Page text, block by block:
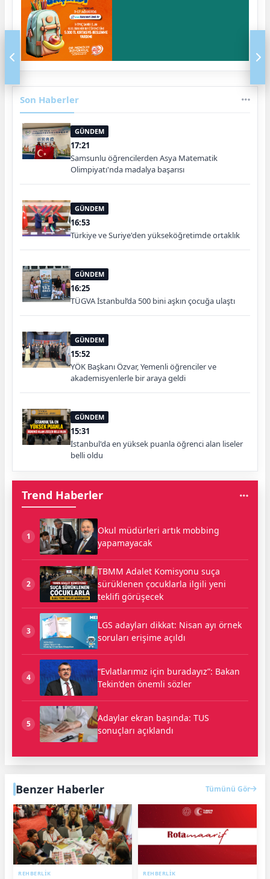
Son Haberler
GÜNDEM
17:21
Samsunlu öğrencilerden Asya Matematik
Olimpiyatı'nda madalya başarısı
GÜNDEM
16:53
Türkiye ve Suriye'den yükseköğretimde ortaklık
GÜNDEM
16:25
TÜGVA İstanbul’da 500 bini aşkın çocuğa ulaştı
GÜNDEM
15:52
YÖK Başkanı Özvar, Yemenli öğrenciler ve
akademisyenlerle bir araya geldi
GÜNDEM
15:31
İstanbul'da en yüksek puanla öğrenci alan liseler
belli oldu
Trend Haberler
1
Okul müdürleri artık mobbing
yapamayacak
2
TBMM Adalet Komisyonu suça
sürüklenen çocuklarla ilgili yeni
teklifi görüşecek
3
LGS adayları dikkat: Nisan ayı örnek
soruları erişime açıldı
4
“Evlatlarımız için buradayız”: Bakan
Tekin’den önemli sözler
5
Adaylar ekran başında: TUS
sonuçları açıklandı
Benzer Haberler Tümünü Gör
REHBERLİK REHBERLİK